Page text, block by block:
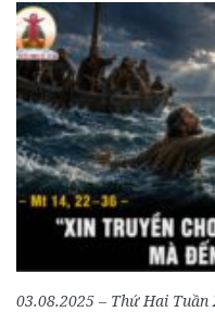
03.08.2025 – Thứ Hai